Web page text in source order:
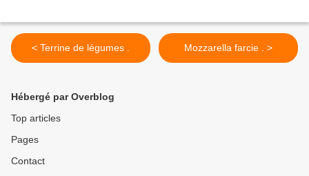
< Terrine de légumes . Mozzarella farcie . >
Hébergé par Overblog
Top articles
Pages
Contact